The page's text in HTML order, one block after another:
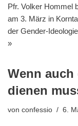
Pfr. Volker Hommel
am 3. März in
der Gender-
»
Wenn
dienen
von confessio 6.